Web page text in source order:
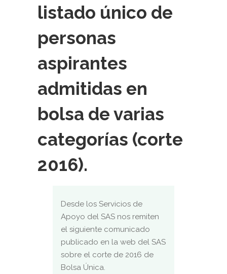
listado único de
personas
aspirantes
admitidas en
bolsa de varias
categorías (corte
2016).
Desde los Servicios de
Apoyo del SAS nos remiten
el siguiente comunicado
publicado en la web del SAS
sobre el corte de 2016 de
Bolsa Única.